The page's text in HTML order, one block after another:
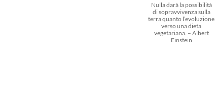
Nulla darà la possibilità
di sopravvivenza sulla
terra quanto l’evoluzione
verso una dieta
vegetariana. – Albert
Einstein